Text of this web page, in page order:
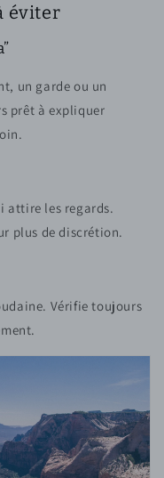
éviter
un garde ou un
prêt à expliquer
attire les regards.
plus de discrétion.
Vérifie toujours